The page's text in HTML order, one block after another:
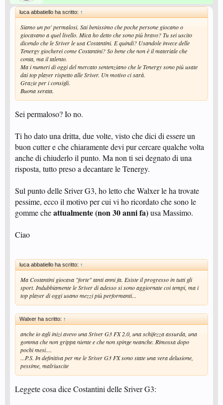
luca abbatiello ha scritto: ↑
Siamo un po' permalosi. Sai benissimo che poche persone giocano o
giocavano a quel livello. Mica ho detto che sono più bravo? Tu sei uscito
dicendo che le Sriver le usa Costantini. E quindi? Usandole invece delle
Tenergy giocherei come Costantini? So bene che non è il materiale che
conta, ma il talento.
Ma i numeri di oggi del mercato sentenziano che le Tenergy sono più usate
dai top player rispetto alle Sriver. Un motivo ci sarà.
Grazie per i consigli.
Buona serata.
Sei permaloso? Io no.
Ti ho dato una dritta, due volte, visto che dici di essere un
buon cutter e che chiaramente devi pur cercare qualche volta
anche di chiuderlo il punto. Ma non ti sei degnato di una
risposta, tutto preso a decantare le Tenergy.
Sul punto delle Sriver G3, ho letto che Walxer le ha trovate
pessime, ecco il motivo per cui vi ho ricordato che sono le
gomme cheattualmente (non 30 anni fa)usa Massimo.
Ciao
luca abbatiello ha scritto: ↑
Ma Costantini giocava "forte" tanti anni fa. Esiste il progresso in tutti gli
sport. Indubbiamente le Sriver di adesso si sono aggiornate coi tempi, ma i
top player di oggi usano mezzi più performanti...
Walxer ha scritto: ↑
anche io agli inizi avevo una Sriver G3 FX 2.0, una schifezza assurda, una
gomma che non grippa niente e che non spinge neanche. Rimossa dopo
pochi mesi....
...P.S. In definitiva per me le Sriver G3 FX sono state una vera delusione,
pessime, malriuscite
Leggete cosa dice Costantini delle Sriver G3: